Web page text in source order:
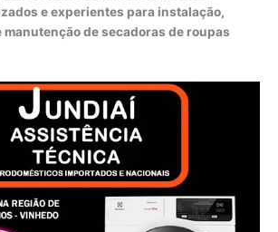
e experientes para instalação,
de secadoras de roupas